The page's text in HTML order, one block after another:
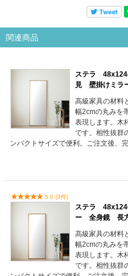
関連商品
ステラ
見 壁掛けミラ
高級家具の材料
幅2cmの丸みを
表現します。木
です。相性抜群
ンパクトサイズで便利。ご注文後、
5.0 (3件)
ステラ
ー 全身鏡 長
高級家具の材料
幅2cmの丸みを
表現します。木
です。相性抜群